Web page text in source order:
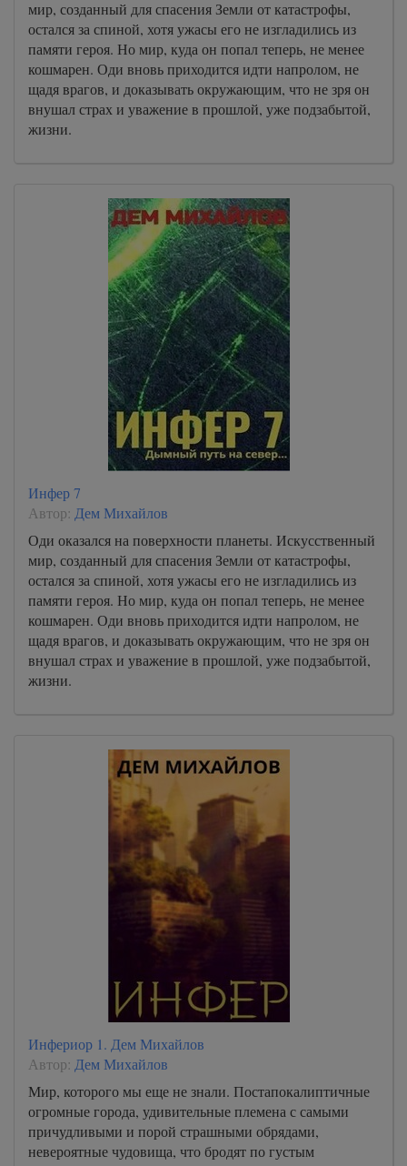
мир, созданный для спасения Земли от катастрофы,
остался за спиной, хотя ужасы его не изгладились из
памяти героя. Но мир, куда он попал теперь, не менее
кошмарен. Оди вновь приходится идти напролом, не
щадя врагов, и доказывать окружающим, что не зря он
внушал страх и уважение в прошлой, уже подзабытой,
жизни.
Инфер 7
Автор: Дем Михайлов
Оди оказался на поверхности планеты. Искусственный
мир, созданный для спасения Земли от катастрофы,
остался за спиной, хотя ужасы его не изгладились из
памяти героя. Но мир, куда он попал теперь, не менее
кошмарен. Оди вновь приходится идти напролом, не
щадя врагов, и доказывать окружающим, что не зря он
внушал страх и уважение в прошлой, уже подзабытой,
жизни.
Инфериор 1. Дем Михайлов
Автор: Дем Михайлов
Мир, которого мы еще не знали. Постапокалиптичные
огромные города, удивительные племена с самыми
причудливыми и порой страшными обрядами,
невероятные чудовища, что бродят по густым